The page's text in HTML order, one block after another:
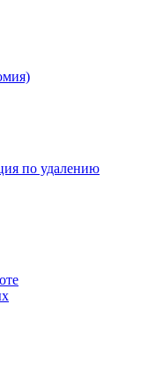
по удалению